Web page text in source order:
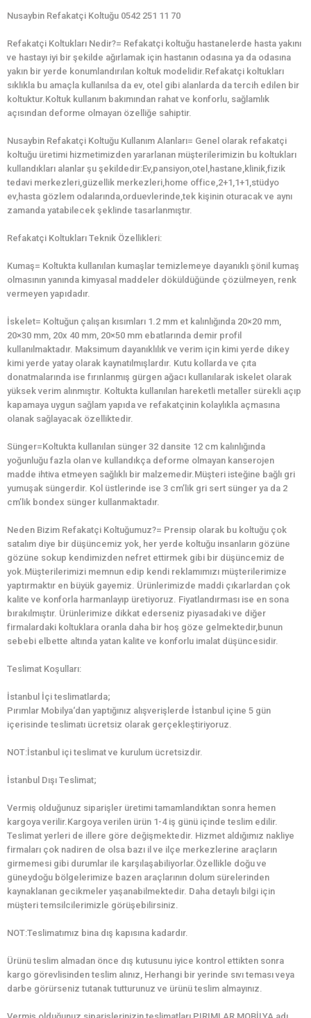
Nusaybin Refakatçi Koltuğu 0542 251 11 70
Refakatçi Koltukları Nedir?= Refakatçi koltuğu hastanelerde hasta yakını
ve hastayı iyi bir şekilde ağırlamak için hastanın odasına ya da odasına
yakın bir yerde konumlandırılan koltuk modelidir.Refakatçi koltukları
sıklıkla bu amaçla kullanılsa da ev, otel gibi alanlarda da tercih edilen bir
koltuktur.Koltuk kullanım bakımından rahat ve konforlu, sağlamlık
açısından deforme olmayan özelliğe sahiptir.
Nusaybin Refakatçi Koltuğu Kullanım Alanları= Genel olarak refakatçi
koltuğu üretimi hizmetimizden yararlanan müşterilerimizin bu koltukları
kullandıkları alanlar şu şekildedir:Ev,pansiyon,otel,hastane,klinik,fizik
tedavi merkezleri,güzellik merkezleri,home office,2+1,1+1,stüdyo
ev,hasta gözlem odalarında,orduevlerinde,tek kişinin oturacak ve aynı
zamanda yatabilecek şeklinde tasarlanmıştır.
Refakatçi Koltukları Teknik Özellikleri:
Kumaş= Koltukta kullanılan kumaşlar temizlemeye dayanıklı şönil kumaş
olmasının yanında kimyasal maddeler döküldüğünde çözülmeyen, renk
vermeyen yapıdadır.
İskelet= Koltuğun çalışan kısımları 1.2 mm et kalınlığında 20×20 mm,
20×30 mm, 20x 40 mm, 20×50 mm ebatlarında demir profil
kullanılmaktadır. Maksimum dayanıklılık ve verim için kimi yerde dikey
kimi yerde yatay olarak kaynatılmışlardır. Kutu kollarda ve çıta
donatmalarında ise fırınlanmış gürgen ağacı kullanılarak iskelet olarak
yüksek verim alınmıştır. Koltukta kullanılan hareketli metaller sürekli açıp
kapamaya uygun sağlam yapıda ve refakatçinin kolaylıkla açmasına
olanak sağlayacak özelliktedir.
Sünger=Koltukta kullanılan sünger 32 dansite 12 cm kalınlığında
yoğunluğu fazla olan ve kullandıkça deforme olmayan kanserojen
madde ihtiva etmeyen sağlıklı bir malzemedir.Müşteri isteğine bağlı gri
yumuşak süngerdir. Kol üstlerinde ise 3 cm’lik gri sert sünger ya da 2
cm’lik bondex sünger kullanmaktadır.
Neden Bizim Refakatçi Koltuğumuz?= Prensip olarak bu koltuğu çok
satalım diye bir düşüncemiz yok, her yerde koltuğu insanların gözüne
gözüne sokup kendimizden nefret ettirmek gibi bir düşüncemiz de
yok.Müşterilerimizi memnun edip kendi reklamımızı müşterilerimize
yaptırmaktır en büyük gayemiz. Ürünlerimizde maddi çıkarlardan çok
kalite ve konforla harmanlayıp üretiyoruz. Fiyatlandırması ise en sona
bırakılmıştır. Ürünlerimize dikkat ederseniz piyasadaki ve diğer
firmalardaki koltuklara oranla daha bir hoş göze gelmektedir,bunun
sebebi elbette altında yatan kalite ve konforlu imalat düşüncesidir.
Teslimat Koşulları:
İstanbul İçi teslimatlarda;
Pırımlar Mobilya‘dan yaptığınız alışverişlerde İstanbul içine 5 gün
içerisinde teslimatı ücretsiz olarak gerçekleştiriyoruz.
NOT:İstanbul içi teslimat ve kurulum ücretsizdir.
İstanbul Dışı Teslimat;
Vermiş olduğunuz siparişler üretimi tamamlandıktan sonra hemen
kargoya verilir.Kargoya verilen ürün 1-4 iş günü içinde teslim edilir.
Teslimat yerleri de illere göre değişmektedir. Hizmet aldığımız nakliye
firmaları çok nadiren de olsa bazı il ve ilçe merkezlerine araçların
girmemesi gibi durumlar ile karşılaşabiliyorlar.Özellikle doğu ve
güneydoğu bölgelerimize bazen araçlarının dolum sürelerinden
kaynaklanan gecikmeler yaşanabilmektedir. Daha detaylı bilgi için
müşteri temsilcilerimizle görüşebilirsiniz.
NOT:Teslimatımız bina dış kapısına kadardır.
Ürünü teslim almadan önce dış kutusunu iyice kontrol ettikten sonra
kargo görevlisinden teslim alınız, Herhangi bir yerinde sıvı teması veya
darbe görürseniz tutanak tutturunuz ve ürünü teslim almayınız.